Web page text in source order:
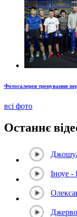
Фотогалерея тренування
всі фото
Останнє
Іноуе -